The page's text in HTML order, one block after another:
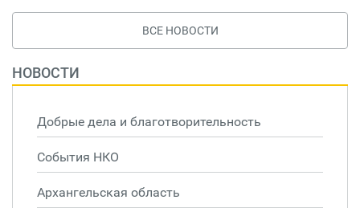
ВСЕ НОВОСТИ
НОВОСТИ
Добрые дела и благотворительность
События НКО
Архангельская область